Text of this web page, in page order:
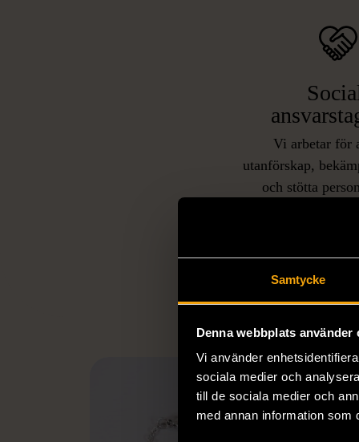
Samtycke
Denna webbplats använder
Vi använder
sociala medier och
till de sociala medier och
med annan information som
Vi arbetar för
utanförskap,
och stötta
eller annat